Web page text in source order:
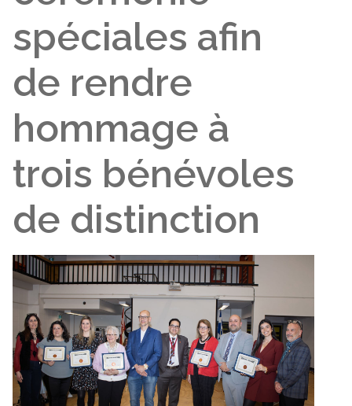
spéciales afin
de rendre
hommage à
trois bénévoles
de distinction